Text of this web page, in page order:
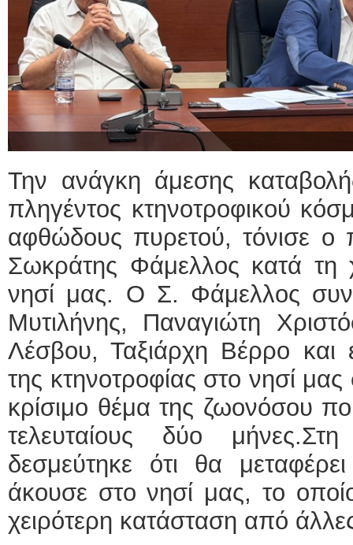
Την ανάγκη άμεσης
πληγέντος κτηνοτροφικού
αφθώδους πυρετού, τόνισε
Σωκράτης Φάμελλος κατά τη
νησί μας. Ο Σ. Φάμελλος
Μυτιλήνης, Παναγιώτη
Λέσβου, Ταξιάρχη Βέρρο και
της κτηνοτροφίας στο νησί
κρίσιμο θέμα της ζωονόσου
τελευταίους δύο
δεσμεύτηκε ότι θα
άκουσε στο νησί μας, το
χειρότερη κατάσταση από